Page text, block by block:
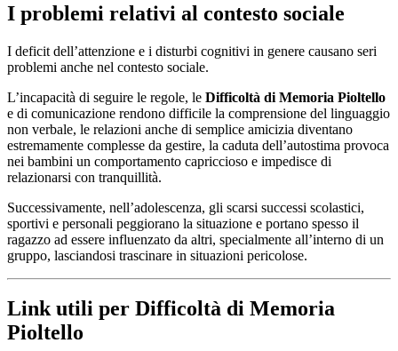
I problemi relativi al contesto sociale
I deficit dell’attenzione e i disturbi cognitivi in genere causano seri
problemi anche nel contesto sociale.
L’incapacità di seguire le regole, le Difficoltà di Memoria Pioltello
e di comunicazione rendono difficile la comprensione del linguaggio
non verbale, le relazioni anche di semplice amicizia diventano
estremamente complesse da gestire, la caduta dell’autostima provoca
nei bambini un comportamento capriccioso e impedisce di
relazionarsi con tranquillità.
Successivamente, nell’adolescenza, gli scarsi successi scolastici,
sportivi e personali peggiorano la situazione e portano spesso il
ragazzo ad essere influenzato da altri, specialmente all’interno di un
gruppo, lasciandosi trascinare in situazioni pericolose.
Link utili per Difficoltà di Memoria
Pioltello